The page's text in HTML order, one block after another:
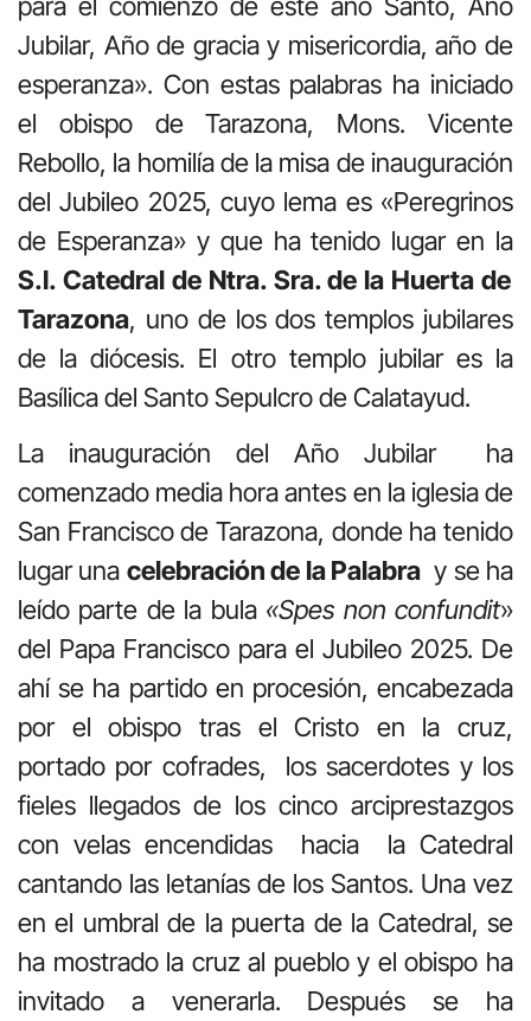
Jubilar, Año de gracia y misericordia, año de
esperanza». Con estas palabras ha iniciado
el obispo de Tarazona, Mons. Vicente
Rebollo, la homilía de la misa de inauguración
del Jubileo 2025, cuyo lema es «Peregrinos
de Esperanza» y que ha tenido lugar en la
S.I. Catedral de Ntra. Sra. de la Huerta de
Tarazona, uno de los dos templos jubilares
de la diócesis. El otro templo jubilar es la
Basílica del Santo Sepulcro de Calatayud.
La inauguración del Año Jubilar ha
comenzado media hora antes en la iglesia de
San Francisco de Tarazona, donde ha tenido
lugar una celebración de la Palabra y se ha
leído parte de la bula «Spes non confundit»
del Papa Francisco para el Jubileo 2025. De
ahí se ha partido en procesión, encabezada
por el obispo tras el Cristo en la cruz,
portado por cofrades, los sacerdotes y los
fieles llegados de los cinco arciprestazgos
con velas encendidas hacia la Catedral
cantando las letanías de los Santos. Una vez
en el umbral de la puerta de la Catedral, se
ha mostrado la cruz al pueblo y el obispo ha
invitado a venerarla. Después se ha